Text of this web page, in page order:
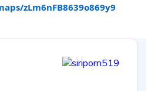
zLm6nFB8639o869y9